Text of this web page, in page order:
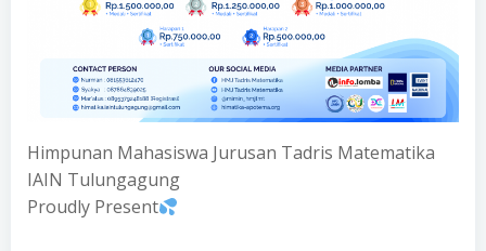
Himpunan Mahasiswa Jurusan Tadris Matematika
IAIN Tulungagung
Proudly Present